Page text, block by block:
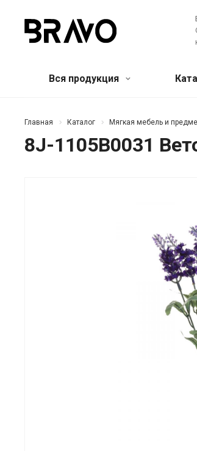
Вся продукция
Мягкая мебель и предметы
Банкетки и пуфы Диваны
Зеркала
Кварцевый агломерат
Главная Каталог Мягкая мебель и
8J-1105B0031